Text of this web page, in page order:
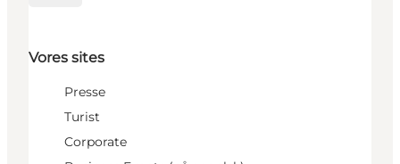
Vores sites
Presse
Turist
Corporate